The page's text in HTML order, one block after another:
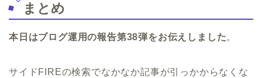
まとめ
本日はブログ運用の報告第38弾をお伝えしました。
サイドFIREの検索でなかなか記事が引っかからなくな